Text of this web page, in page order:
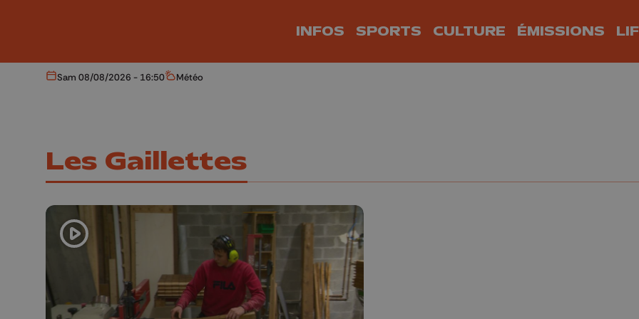
INFOS SPORTS CULTURE ÉMISSIONS
Aujourd'hui
Sam 08/08/2026 - 16:50 Météo
Météo
Les Gaillettes